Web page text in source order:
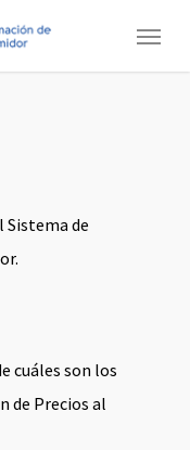
Menu
de
cuáles son los
de Precios al